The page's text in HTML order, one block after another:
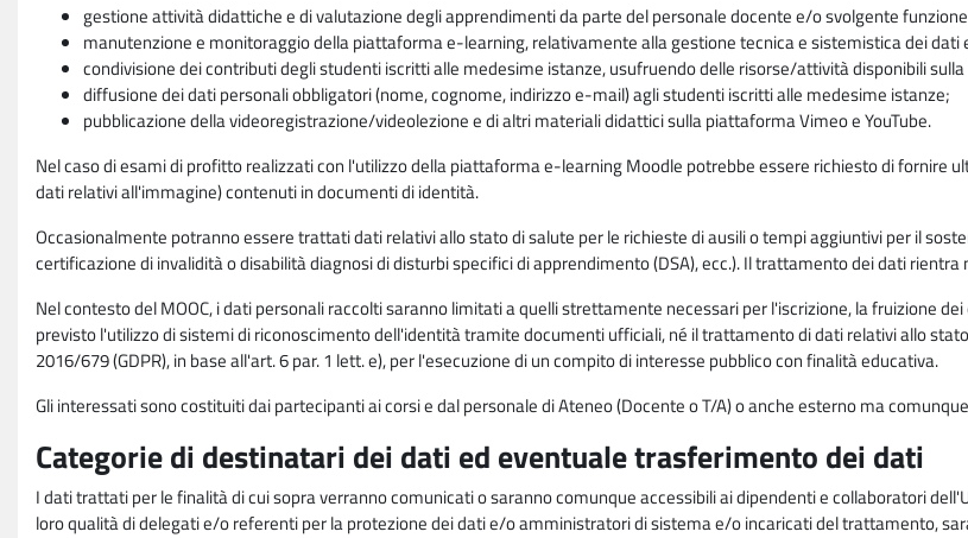
gestione attività didattiche e di valutazione degli apprendimenti da parte del personale docente e/o svolgente
manutenzione e monitoraggio della piattaforma e-learning, relativamente alla gestione tecnica e sistemistica dei dati
condivisione dei contributi degli studenti iscritti alle medesime istanze, usufruendo delle risorse/attività disponibili
diffusione dei dati personali obbligatori (nome, cognome, indirizzo e-mail) agli studenti iscritti alle medesime istanze;
pubblicazione della videoregistrazione/videolezione e di altri materiali didattici sulla piattaforma Vimeo e YouTube.
Nel caso di esami di profitto realizzati con l'utilizzo della piattaforma e-learning Moodle potrebbe essere richiesto di fornire
dati relativi all'immagine) contenuti in documenti di identità.
Occasionalmente potranno essere trattati dati relativi allo stato di salute per le richieste di ausili o tempi aggiuntivi per il
certificazione di invalidità o disabilità diagnosi di disturbi specifici di apprendimento (DSA), ecc.). Il trattamento dei dati rientra
Nel contesto del MOOC, i dati personali raccolti saranno limitati a quelli strettamente necessari per l'iscrizione, la fruizione
previsto l'utilizzo di sistemi di riconoscimento dell'identità tramite documenti ufficiali, né il trattamento di dati relativi allo
2016/679 (GDPR), in base all'art. 6 par. 1 lett. e), per l'esecuzione di un compito di interesse pubblico con finalità educativa.
Gli interessati sono costituiti dai partecipanti ai corsi e dal personale di Ateneo (Docente o T/A) o anche esterno ma
Categorie di destinatari dei dati ed eventuale trasferimento dei dati
I dati trattati per le finalità di cui sopra verranno comunicati o saranno comunque accessibili ai dipendenti e collaboratori
loro qualità di delegati e/o referenti per la protezione dei dati e/o amministratori di sistema e/o incaricati del trattamento,